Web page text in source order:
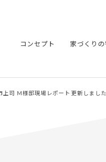
コンセプト 家づくり
司 M様邸現場レポート更新しました